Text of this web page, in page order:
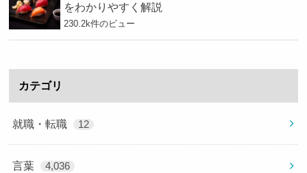
をわかりやすく解説
230.2k件のビュー
カテゴリ
就職・転職 12
言葉 4,036